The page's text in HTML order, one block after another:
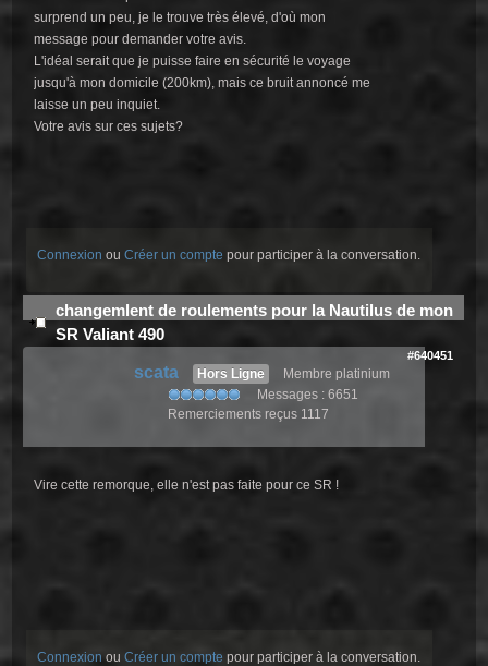
surprend un peu, je le trouve très élevé, d'où mon
message pour demander votre avis.
L'idéal serait que je puisse faire en sécurité le voyage
jusqu'à mon domicile (200km), mais ce bruit annoncé me
laisse un peu inquiet.
Votre avis sur ces sujets?
Connexion ouCréer un compte pour participer à la conversation.
changemlent de roulements pour la Nautilus de mon
SR Valiant 490
#640451
scata Hors Ligne
Membre platinium
Messages : 6651
Remerciements reçus 1117
Vire cette remorque, elle n'est pas faite pour ce SR !
Connexion ouCréer un compte pour participer à la conversation.